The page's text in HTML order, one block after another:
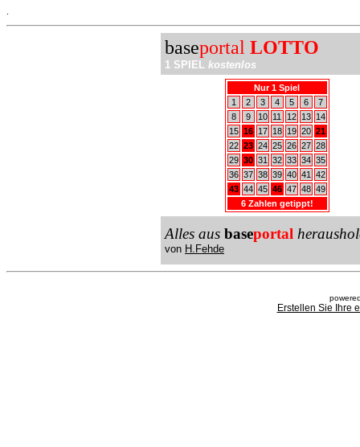
baseportal LOTTO
1 SPIEL kostenlos
Nur 1 Spiel
1
2 3 4 5 6
7
8
9 10 11 12 13
14
15 16 17 18 19 20 21
22 23 24 25 26 27 28
29 30 31 32 33 34 35
36 37 38 39 40 41
42
43 44 45 46 47 48 49
6 Zahlen getippt!
Alles aus baseportal
von H.Fehde
Erstellen Sie Ihre